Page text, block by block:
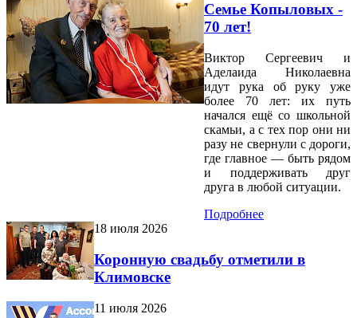
Семье Копыловых -
70 лет!
Виктор Сергеевич и
Аделаида Николаевна
идут рука об руку уже
более 70 лет: их путь
начался ещё со школьной
скамьи, а с тех пор они ни
разу не свернули с дороги,
где главное — быть рядом
и поддерживать друг
друга в любой ситуации.
Подробнее
18 июля 2026
Коронную свадьбу отметили в
Климовске
11 июля 2026